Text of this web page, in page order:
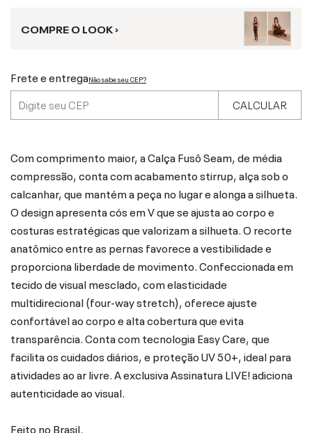
COMPRE O LOOK ›
Frete e entregaNão sabe seu CEP?
CALCULAR
Com comprimento maior, a Calça Fusô Seam, de média
compressão, conta com acabamento stirrup, alça sob o
calcanhar, que mantém a peça no lugar e alonga a silhueta.
O design apresenta cós em V que se ajusta ao corpo e
costuras estratégicas que valorizam a silhueta. O recorte
anatômico entre as pernas favorece a vestibilidade e
proporciona liberdade de movimento. Confeccionada em
tecido de visual mesclado, com elasticidade
multidirecional (four-way stretch), oferece ajuste
confortável ao corpo e alta cobertura que evita
transparência. Conta com tecnologia Easy Care, que
facilita os cuidados diários, e proteção UV 50+, ideal para
atividades ao ar livre. A exclusiva Assinatura LIVE! adiciona
autenticidade ao visual.
Feito no Brasil.